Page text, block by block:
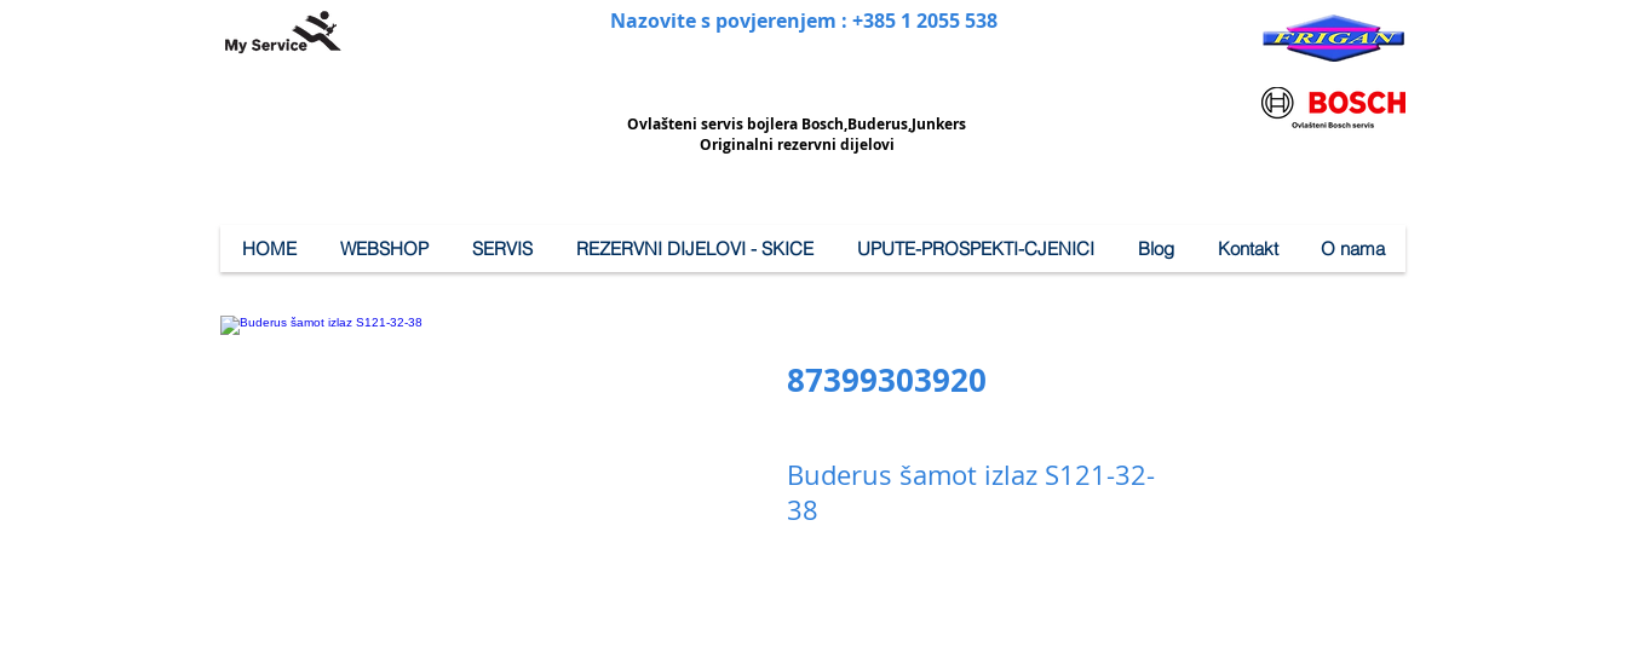
Nazovite s povjerenjem : +385 1 2055 538
Ovlašteni servis bojlera Bosch,Buderus,Junkers
Originalni rezervni dijelovi
HOME WEBSHOP SERVIS REZERVNI DIJELOVI - SKICE UPUTE-PROSPEKTI-CJENICI Blog Kontakt O nama
87399303920
Buderus šamot izlaz S121-32-
38